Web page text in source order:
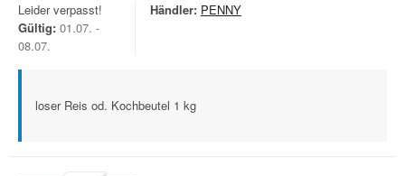
Leider verpasst!
Gültig: 01.07. -
08.07.
Händler: PENNY
loser Reis od. Kochbeutel 1 kg